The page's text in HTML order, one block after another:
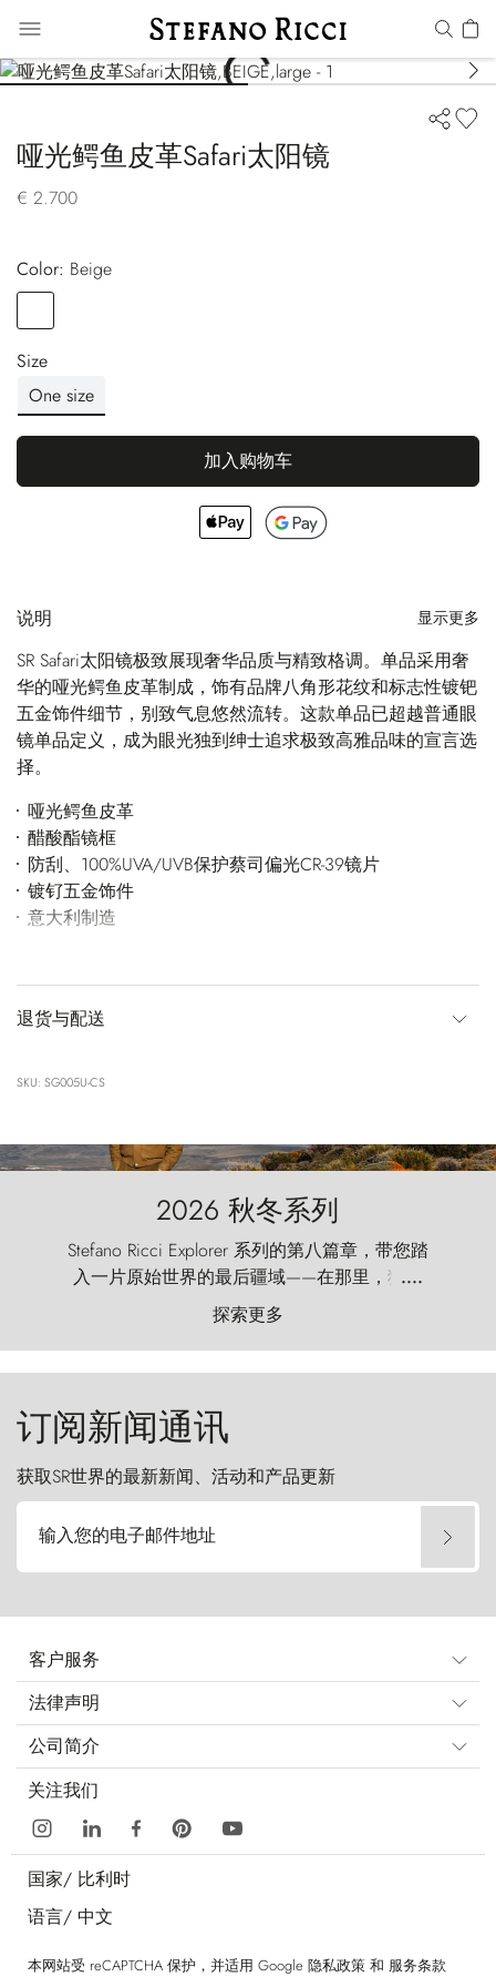
哑光鳄鱼皮革Safari太阳镜
€ 2.700
Color:
beige
Size
One size
加入购物车
说明 显示更多
SR Safari太阳镜极致展现奢华品质与精致格调。单品采用奢
华的哑光鳄鱼皮革制成，饰有品牌八角形花纹和标志性镀钯
五金饰件细节，别致气息悠然流转。这款单品已超越普通眼
镜单品定义，成为眼光独到绅士追求极致高雅品味的宣言选
择。
哑光鳄鱼皮革
醋酸酯镜框
防刮、100%UVA/UVB保护蔡司偏光CR-39镜片
镀钌五金饰件
意大利制造
退货与配送
SKU: SG005U-CS
2026 秋冬系列
Stefano Ricci Explorer 系列的第八篇章，带您踏
入一片原始世界的最后疆域——在那里，狂风
以远古的怒号雕琢着自然，而百内塔（Torres
del Paine）则宛如石砌的哨兵，傲然向苍穹发
起挑战。
....
探索更多
订阅新闻通讯
获取SR世界的最新新闻、活动和产品更新
输入您的电子邮件地址
客户服务
法律声明
公司简介
关注我们
国家/ 比利时
语言/ 中文
本网站受 reCAPTCHA 保护，并适用 Google 隐私政策 和 服务条款